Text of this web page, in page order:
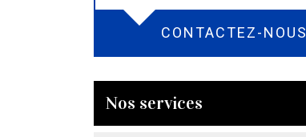
CONTACTEZ-NOUS
Nos services